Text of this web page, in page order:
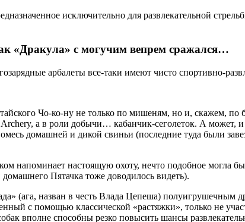
исключительно для развлекательной
«Дракула» с могучим вепрем сражался…
арбалеты все-таки имеют чисто спортивно-
Чо-ко-ну не только по мишеням, но и, скажем,
а в роли добычи… кабанчик-сеголеток. А может,
домашней и дикой свиньи (последние туда были
напоминает настоящую охоту, нечто подобное могла
Пятачка тоже доводилось видеть).
(ага, назван в честь Влада Цепеша) полуигрушечным
с помощью классической «растяжки», только не
вполне способны резко повысить шансы